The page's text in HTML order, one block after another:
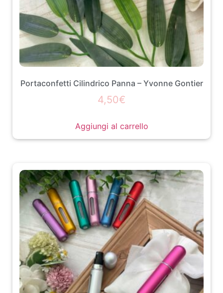
Portaconfetti Cilindrico Panna – Yvonne Gontier
4,50€
Aggiungi al carrello